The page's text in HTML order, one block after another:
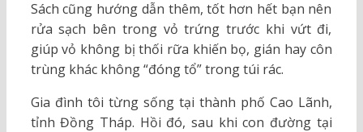
Sách cũng hướng dẫn thêm, tốt hơn hết bạn nên
rửa sạch bên trong vỏ trứng trước khi vứt đi,
giúp vỏ không bị thối rữa khiến bọ, gián hay côn
trùng khác không “đóng tổ” trong túi rác.
Gia đình tôi từng sống tại thành phố Cao Lãnh,
tỉnh Đồng Tháp. Hồi đó, sau khi con đường tại